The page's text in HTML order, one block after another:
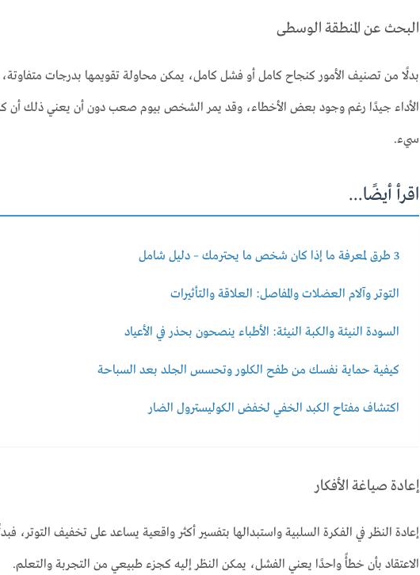
البحث عن المنطقة الوسطى
بدلًا من تصنيف الأمور كنجاح كامل أو فشل كامل، يمكن محاولة تقويمها بدرجات
الأداء جيدًا رغم وجود بعض الأخطاء، وقد يمر الشخص بيوم صعب دون أن يعني ذلك أن
سيء.
اقرأ أيضًا...
3 طرق لمعرفة ما إذا كان شخص ما يحترمك – دليل شامل
التوتر وآلام العضلات والمفاصل: العلاقة والتأثيرات
السودة النيئة والكبة النيئة: الأطباء ينصحون بحذر في الأعياد
كيفية حماية نفسك من طفح الكلور وتحسس الجلد بعد السباحة
اكتشاف مفتاح الكبد الخفي لخفض الكوليسترول الضار
إعادة صياغة الأفكار
إعادة النظر في الفكرة السلبية واستبدالها بتفسير أكثر واقعية يساعد على تخفيف التوتر،
الاعتقاد بأن خطأً واحدًا يعني الفشل، يمكن النظر إليه كجزء طبيعي من التجربة والتعلم.